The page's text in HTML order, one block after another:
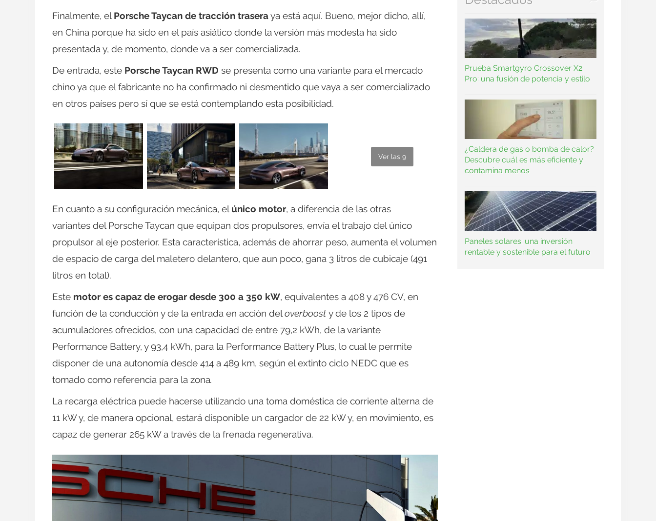
Finalmente, el Porsche Taycan de tracción traseraya está aquí. Bueno, mejor dicho, allí,
en China porque ha sido en el país asiático donde la versión más modesta ha sido
presentada y, de momento, donde va a ser comercializada.
De entrada, este Porsche Taycan RWD se presenta como una variante para el mercado
chino ya que el fabricante no ha confirmado ni desmentido que vaya a ser comercializado
en otros países pero sí que se está contemplando esta posibilidad.
Ver las 9
En cuanto a su configuración mecánica, el único motor, a diferencia de las otras
variantes del Porsche Taycan que equipan dos propulsores, envía el trabajo del único
propulsor al eje posterior. Esta característica, además de ahorrar peso, aumenta el volumen
de espacio de carga del maletero delantero, que aun poco, gana 3 litros de cubicaje (491
litros en total).
Este motor es capaz de erogar desde 300 a 350 kW, equivalentes a 408 y 476 CV, en
función de la conducción y de la entrada en acción deloverboost y de los 2 tipos de
acumuladores ofrecidos, con una capacidad de entre 79,2 kWh, de la variante
Performance Battery, y 93,4 kWh, para la Performance Battery Plus, lo cual le permite
disponer de una autonomía desde 414 a 489 km, según el extinto ciclo NEDC que es
tomado como referencia para la zona.
La recarga eléctrica puede hacerse utilizando una toma doméstica de corriente alterna de
11 kW y, de manera opcional, estará disponible un cargador de 22 kW y, en movimiento, es
capaz de generar 265 kW a través de la frenada regenerativa.
Prueba Smartgyro Crossover X2
Pro: una fusión de potencia y estilo
¿Caldera de gas o bomba de calor?
Descubre cuál es más eficiente y
contamina menos
Paneles solares: una inversión
rentable y sostenible para el futuro